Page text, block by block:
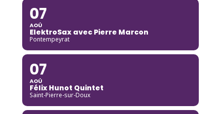
07
AOÛ
ElektroSax avec Pierre Marcon
Pontempeyrat
07
AOÛ
Félix Hunot Quintet
Saint-Pierre-sur-Doux